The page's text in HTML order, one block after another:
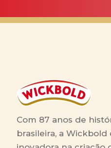
Com 87 anos de
brasileira, a